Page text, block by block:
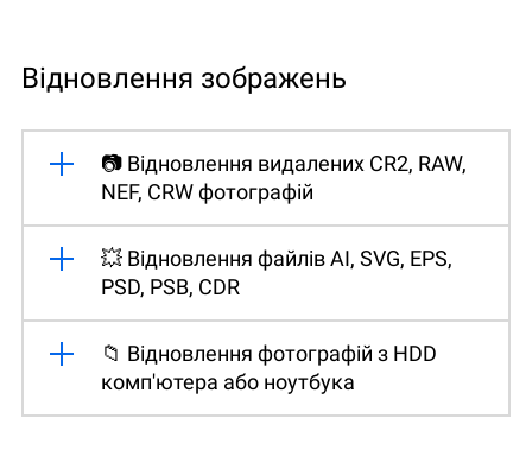
Відновлення зображень
📷 Відновлення видалених CR2, RAW,
NEF, CRW фотографій
💥 Відновлення файлів AI, SVG, EPS,
PSD, PSB, CDR
📁 Відновлення фотографій з HDD
комп'ютера або ноутбука